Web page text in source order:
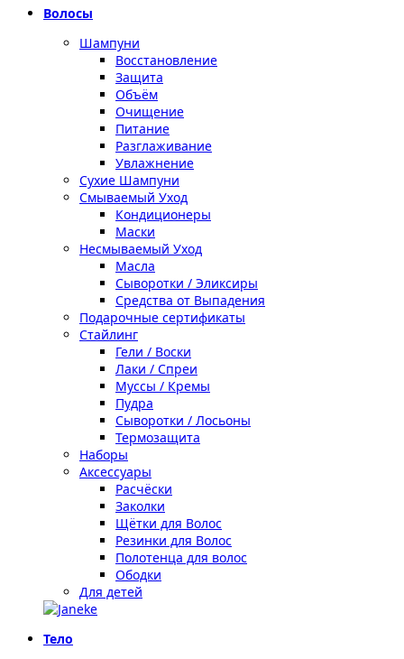
Волосы
Шампуни
Восстановление
Защита
Объём
Очищение
Питание
Разглаживание
Увлажнение
Сухие Шампуни
Смываемый Уход
Кондиционеры
Маски
Несмываемый Уход
Масла
Сыворотки / Эликсиры
Средства от Выпадения
Подарочные сертификаты
Стайлинг
Гели / Воски
Лаки / Спреи
Муссы / Кремы
Пудра
Сыворотки / Лосьоны
Термозащита
Наборы
Аксессуары
Расчёски
Заколки
Щётки для Волос
Резинки для Волос
Полотенца для волос
Ободки
Для детей
Тело